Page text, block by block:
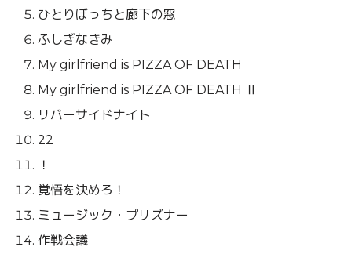
ひとりぼっちと廊下の窓
ふしぎなきみ
My girlfriend is PIZZA OF DEATH
My girlfriend is PIZZA OF DEATH Ⅱ
リバーサイドナイト
22
！
覚悟を決めろ！
ミュージック・プリズナー
作戦会議